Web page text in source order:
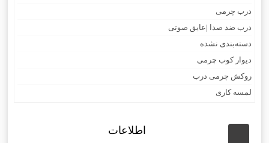
درب چرمی
درب ضد صدا |عایق صوتی
دسته‌بندی نشده
دیوار کوب چرمی
روکش چرمی درب
لمسه کاری
اطلاعات